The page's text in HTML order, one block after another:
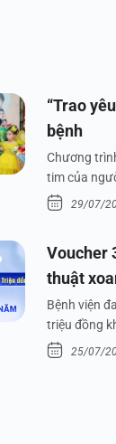
“Trao
bệnh
Chương
tim của
29/07/
Voucher
thuật
Bệnh viện
triệu đồng
25/07/